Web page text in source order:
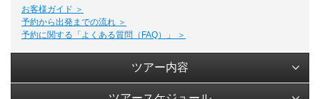
お客様ガイド ＞
予約から出発までの流れ ＞
予約に関する「よくある質問（FAQ）」 ＞
ツアー内容